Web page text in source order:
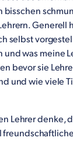
bisschen
Generell
selbst
und was meine
bevor sie
und wie viele
Lehrer denke,